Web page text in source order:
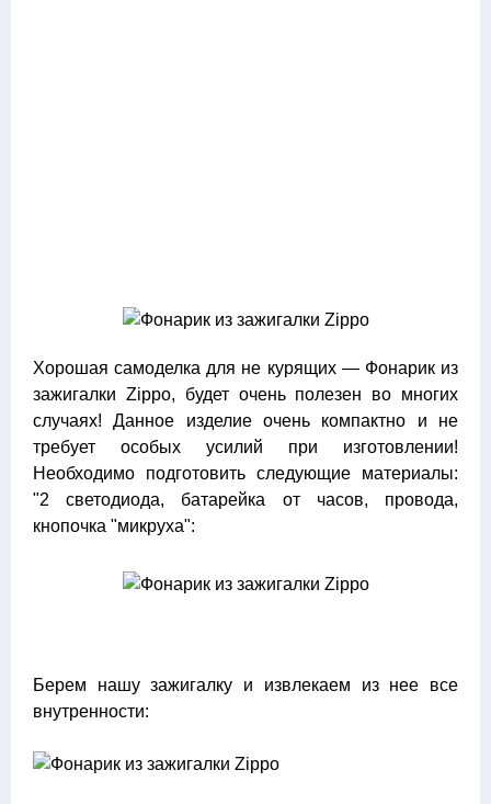
Хорошая самоделка для не курящих — Фонарик из
зажигалки Zippo, будет очень полезен во многих
случаях! Данное изделие очень компактно и не
требует особых усилий при изготовлении!
Необходимо подготовить следующие материалы:
"2 светодиода, батарейка от часов, провода,
кнопочка "микруха":
Берем нашу зажигалку и извлекаем из нее все
внутренности: